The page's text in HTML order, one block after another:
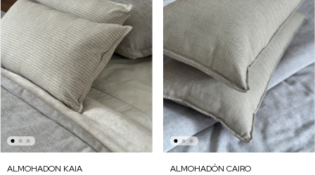
ALMOHADON KAIA ALMOHADÓN CAIRO